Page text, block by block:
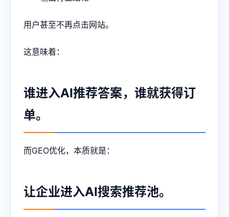
用户甚至不再点击网站。
这意味着：
谁进入AI推荐答案，谁就获得订
单。
而GEO优化，本质就是：
让企业进入AI搜索推荐池。